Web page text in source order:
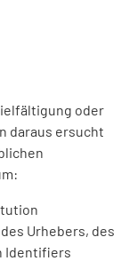
oder
daraus ersucht
Urhebers, des
Identifiers